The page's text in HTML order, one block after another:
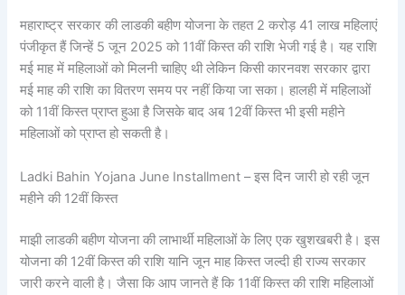
महाराष्ट्र सरकार की लाडकी बहीण योजना के तहत 2 करोड़ 41 लाख महिलाएं
पंजीकृत हैं जिन्हें 5 जून 2025 को 11वीं किस्त की राशि भेजी गई है। यह राशि
मई माह में महिलाओं को मिलनी चाहिए थी लेकिन किसी कारनवश सरकार द्वारा
मई माह की राशि का वितरण समय पर नहीं किया जा सका। हालही में महिलाओं
को 11वीं किस्त प्राप्त हुआ है जिसके बाद अब 12वीं किस्त भी इसी महीने
महिलाओं को प्राप्त हो सकती है।
Ladki Bahin Yojana June Installment – इस दिन जारी हो रही जून
महीने की 12वीं किस्त
माझी लाडकी बहीण योजना की लाभार्थी महिलाओं के लिए एक खुशखबरी है। इस
योजना की 12वीं किस्त की राशि यानि जून माह किस्त जल्दी ही राज्य सरकार
जारी करने वाली है। जैसा कि आप जानते हैं कि 11वीं किस्त की राशि महिलाओं